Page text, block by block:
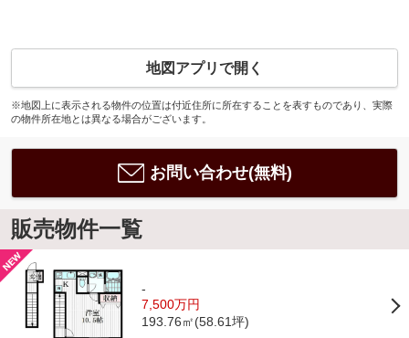
地図アプリで開く
※地図上に表示される物件の位置は付近住所に所在することを表すものであり、実際
の物件所在地とは異なる場合がございます。
お問い合わせ(無料)
販売物件一覧
-
7,500万円
193.76㎡(58.61坪)